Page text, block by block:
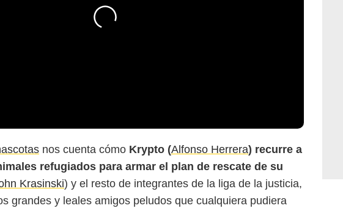
nos cuenta cómo Krypto (Alfonso Herrera) recurre a
refugiados para armar el plan de rescate de su
Krasinski) y el resto de integrantes de la liga de la justicia,
grandes y leales amigos peludos que cualquiera pudiera